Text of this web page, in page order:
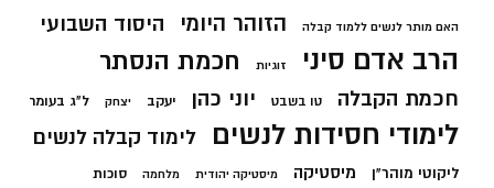
האם מותר לנשים ללמוד קבלה הזוהר היומי היסוד השבועי
הרב אדם סיני זוגיות חכמת הנסתר
חכמת הקבלה טו בשבט יוני כהן יעקב יצחק ל"ג בעומר
לימודי חסידות לנשים לימוד קבלה לנשים
ליקוטי מוהר"ן מיסטיקה מיסטיקה יהודית מלחמה סוכות